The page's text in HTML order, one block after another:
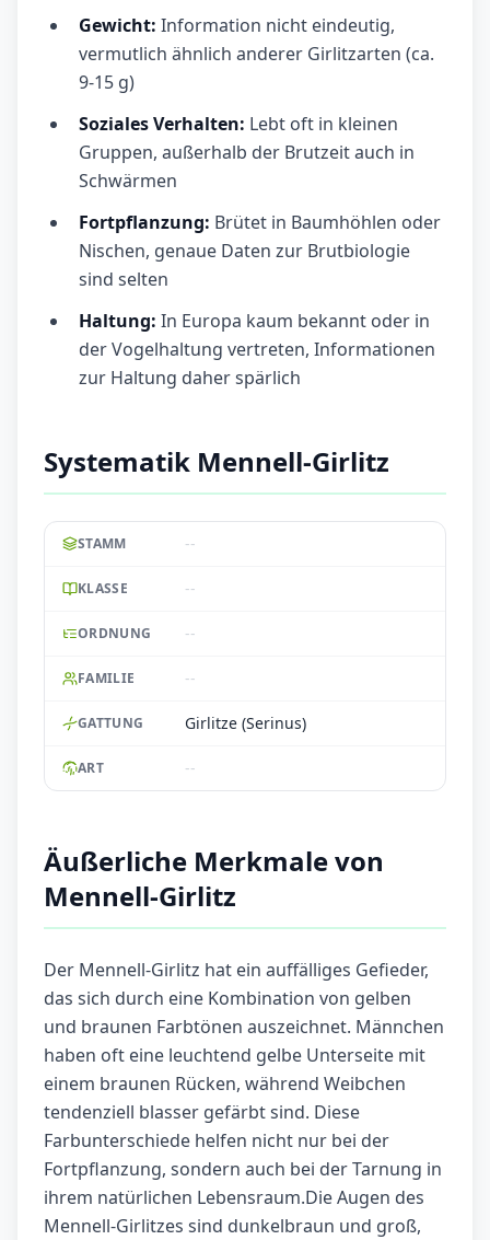
Gewicht: Information nicht eindeutig,
vermutlich ähnlich anderer Girlitzarten (ca.
9-15 g)
Soziales Verhalten: Lebt oft in kleinen
Gruppen, außerhalb der Brutzeit auch in
Schwärmen
Fortpflanzung: Brütet in Baumhöhlen oder
Nischen, genaue Daten zur Brutbiologie
sind selten
Haltung: In Europa kaum bekannt oder in
der Vogelhaltung vertreten, Informationen
zur Haltung daher spärlich
Systematik Mennell-Girlitz
STAMM --
KLASSE --
ORDNUNG --
FAMILIE --
GATTUNG Girlitze (Serinus)
ART --
Äußerliche Merkmale von
Mennell-Girlitz
Der Mennell-Girlitz hat ein auffälliges Gefieder,
das sich durch eine Kombination von gelben
und braunen Farbtönen auszeichnet. Männchen
haben oft eine leuchtend gelbe Unterseite mit
einem braunen Rücken, während Weibchen
tendenziell blasser gefärbt sind. Diese
Farbunterschiede helfen nicht nur bei der
Fortpflanzung, sondern auch bei der Tarnung in
ihrem natürlichen Lebensraum.Die Augen des
Mennell-Girlitzes sind dunkelbraun und groß,